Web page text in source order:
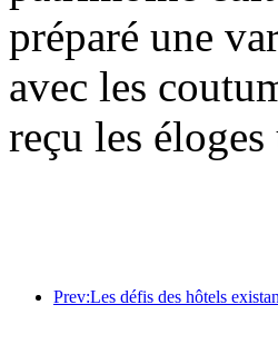
préparé une
avec les
reçu les